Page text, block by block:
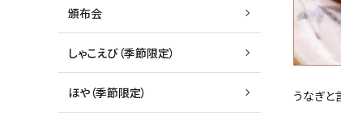
うなぎと
頒布会
しゃこえび（季節限定）
ほや（季節限定）